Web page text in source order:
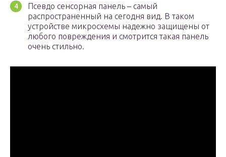
Псевдо сенсорная панель – самый
распространенный на сегодня вид. В таком
устройстве микросхемы надежно защищены от
любого повреждения и смотрится такая панель
очень стильно.